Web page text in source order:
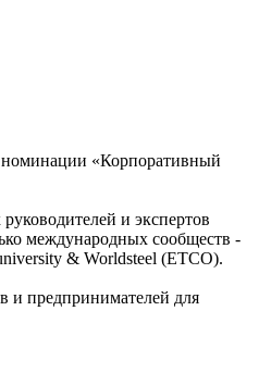
номинации «Корпоративный
и экспертов
международных сообществ -
& Worldsteel (ETCO).
и предпринимателей для